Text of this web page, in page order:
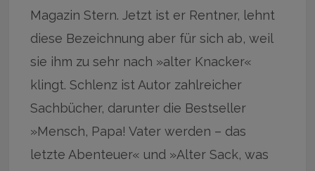
Magazin Stern. Jetzt ist er Rentner, lehnt
diese Bezeichnung aber für sich ab, weil
sie ihm zu sehr nach »alter Knacker«
klingt. Schlenz ist Autor zahlreicher
Sachbücher, darunter die Bestseller
»Mensch, Papa! Vater werden – das
letzte Abenteuer« und »Alter Sack, was